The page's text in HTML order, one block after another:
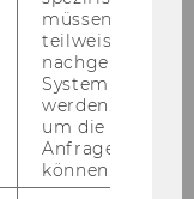
März 2022
müssen
teilweise von
nachgelagerten
System
werden.
um die Antwort
Anfrage
können.